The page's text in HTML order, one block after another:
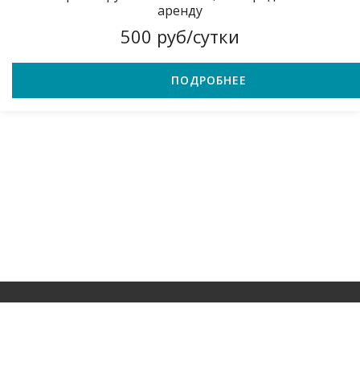
аренду
500 руб/сутки
ПОДРОБНЕЕ